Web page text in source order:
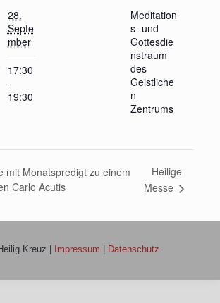
28.
Septe
mber
17:30
-
19:30
Meditation
s- und
Gottesdie
nstraum
des
Geistliche
n
Zentrums
mit Monatspredigt zu einem
Carlo Acutis
Heilige
Messe
Kreuz | Impressum | Datenschutz